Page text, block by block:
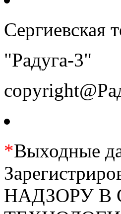
Сергиевская
"Радуга-3"
*Выходные
НАДЗОРУ